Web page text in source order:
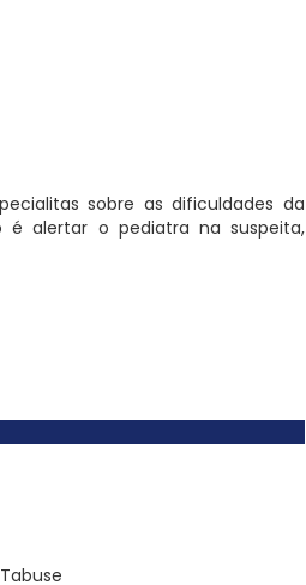
sobre as dificuldades da
é alertar o pediatra na suspeita,